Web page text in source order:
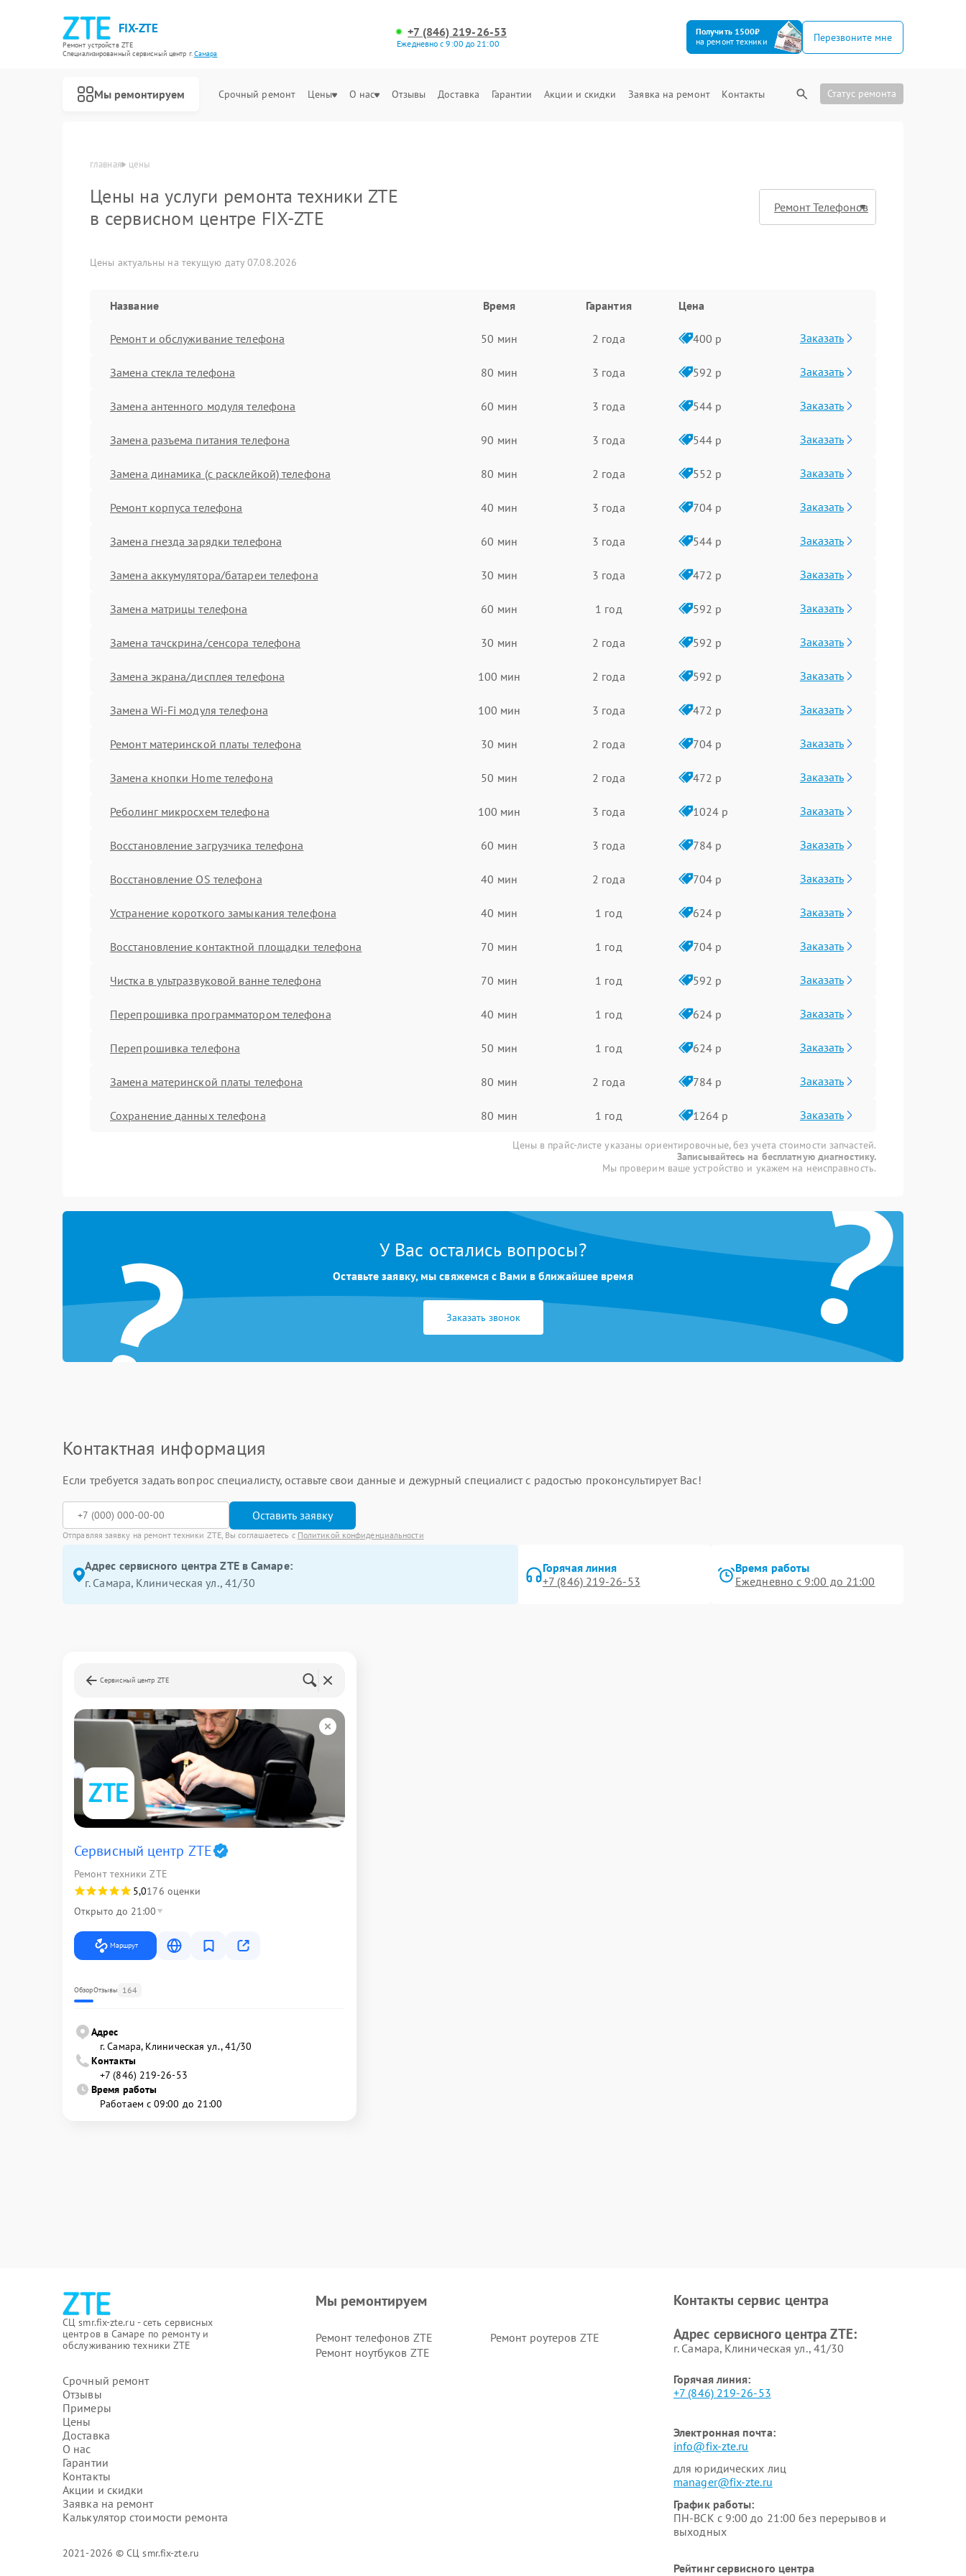
FIX-ZTE
Ремонт устройств ZTE
Специализированный cервисный центр г.Самара
+7 (846) 219-26-53
Ежедневно с 9:00 до 21:00
Получить 1500₽
на ремонт техники
Перезвоните мне
Мы ремонтируем Срочный ремонт Цены О нас Отзывы Доставка Гарантии Акции и скидки Заявка на ремонт Контакты Статус ремонта
главная цены
Цены на услуги ремонта техники ZTE
в сервисном центре FIX-ZTE
Цены актуальны на текущую дату 07.08.2026
Название Время Гарантия Цена
Ремонт и обслуживание телефона 50 мин 2 года 400 р Заказать
Замена стекла телефона 80 мин 3 года 592 р Заказать
Замена антенного модуля телефона 60 мин 3 года 544 р Заказать
Замена разъема питания телефона 90 мин 3 года 544 р Заказать
Замена динамика (с расклейкой) телефона 80 мин 2 года 552 р Заказать
Ремонт корпуса телефона 40 мин 3 года 704 р Заказать
Замена гнезда зарядки телефона 60 мин 3 года 544 р Заказать
Замена аккумулятора/батареи телефона 30 мин 3 года 472 р Заказать
Замена матрицы телефона 60 мин 1 год 592 р Заказать
Замена тачскрина/сенсора телефона 30 мин 2 года 592 р Заказать
Замена экрана/дисплея телефона 100 мин 2 года 592 р Заказать
Замена Wi-Fi модуля телефона 100 мин 3 года 472 р Заказать
Ремонт материнской платы телефона 30 мин 2 года 704 р Заказать
Замена кнопки Home телефона 50 мин 2 года 472 р Заказать
Реболинг микросхем телефона 100 мин 3 года 1024 р Заказать
Восстановление загрузчика телефона 60 мин 3 года 784 р Заказать
Восстановление OS телефона 40 мин 2 года 704 р Заказать
Устранение короткого замыкания телефона 40 мин 1 год 624 р Заказать
Восстановление контактной площадки телефона 70 мин 1 год 704 р Заказать
Чистка в ультразвуковой ванне телефона 70 мин 1 год 592 р Заказать
Перепрошивка программатором телефона 40 мин 1 год 624 р Заказать
Перепрошивка телефона 50 мин 1 год 624 р Заказать
Замена материнской платы телефона 80 мин 2 года 784 р Заказать
Сохранение данных телефона 80 мин 1 год 1264 р Заказать
Цены в прайс-листе указаны ориентировочные, без учета стоимости запчастей.
Записывайтесь на бесплатную диагностику.
Мы проверим ваше устройство и укажем на неисправность.
? ?
У Вас остались вопросы?
Оставьте заявку, мы свяжемся с Вами в ближайшее время
Заказать звонок
Контактная информация
Если требуется задать вопрос специалисту, оставьте свои данные и дежурный специалист с радостью проконсультирует Вас!
Оставить заявку
Отправляя заявку на ремонт техники ZTE, Вы соглашаетесь с Политикой конфиденциальности
Адрес сервисного центра ZTE в Самаре:
г. Самара, Клиническая ул., 41/30
Горячая линия
+7 (846) 219-26-53
Время работы
Ежедневно с 9:00 до 21:00
Сервисный центр ZTE
Сервисный центр ZTE
Ремонт техники ZTE
5,0176 оценки
Открыто до 21:00
Маршрут
ОбзорОтзывы 164
Адрес
г. Самара, Клиническая ул., 41/30
Контакты
+7 (846) 219-26-53
Время работы
Работаем с 09:00 до 21:00
СЦ smr.fix-zte.ru - сеть сервисных
центров в Самаре по ремонту и
обслуживанию техники ZTE
Срочный ремонт
Отзывы
Примеры
Цены
Доставка
О нас
Гарантии
Контакты
Акции и скидки
Заявка на ремонт
Калькулятор стоимости ремонта
2021-2026 © СЦ smr.fix-zte.ru
Мы ремонтируем
Ремонт телефонов ZTE
Ремонт роутеров ZTE
Ремонт ноутбуков ZTE
Контакты сервис центра
Адрес сервисного центра ZTE:
г. Самара, Клиническая ул., 41/30
Горячая линия:
+7 (846) 219-26-53
Электронная почта:
info@fix-zte.ru
для юридических лиц
manager@fix-zte.ru
График работы:
ПН-ВСК с 9:00 до 21:00 без перерывов и
выходных
Рейтинг сервисного центра